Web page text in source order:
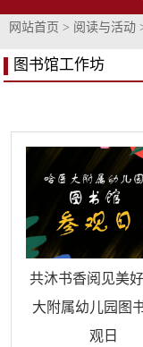
网站首页 > 阅读与活动
图书馆工作坊
共沐书香阅见美
大附属幼儿园图
观日